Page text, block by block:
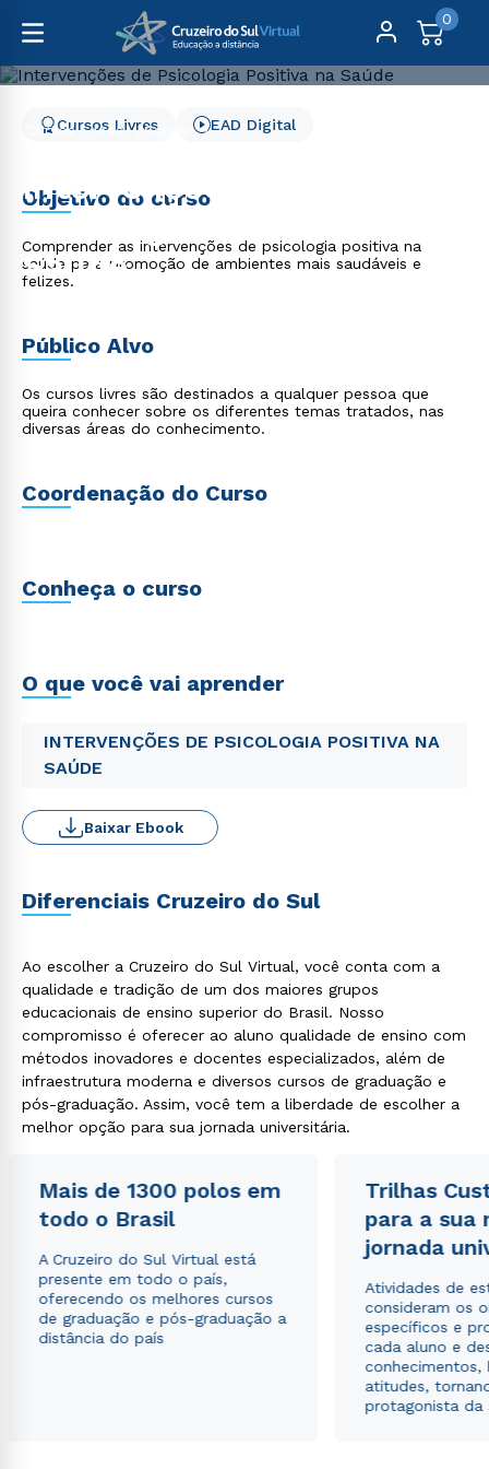
0
Cursos Livres
Saúde
Intervenções de
Psicologia Positiva na
Saúde
Cursos Livres EAD Digital
Objetivo do curso
Comprender as intervenções de psicologia positiva na
saúde para promoção de ambientes mais saudáveis e
felizes.
Público Alvo
Os cursos livres são destinados a qualquer pessoa que
queira conhecer sobre os diferentes temas tratados, nas
diversas áreas do conhecimento.
Coordenação do Curso
Conheça o curso
O que você vai aprender
INTERVENÇÕES DE PSICOLOGIA POSITIVA NA
SAÚDE
Baixar Ebook
Diferenciais Cruzeiro do Sul
Ao escolher a Cruzeiro do Sul Virtual, você conta com a
qualidade e tradição de um dos maiores grupos
educacionais de ensino superior do Brasil. Nosso
compromisso é oferecer ao aluno qualidade de ensino com
métodos inovadores e docentes especializados, além de
infraestrutura moderna e diversos cursos de graduação e
pós-graduação. Assim, você tem a liberdade de escolher a
melhor opção para sua jornada universitária.
Mais de 1300 polos em
todo o Brasil
A Cruzeiro do Sul Virtual está
presente em todo o país,
oferecendo os melhores cursos
de graduação e pós-graduação a
distância do país
Trilhas
para a sua
jornada
Atividades de
consideram os
específicos e
cada aluno e
conhecimentos,
atitudes,
protagonista da